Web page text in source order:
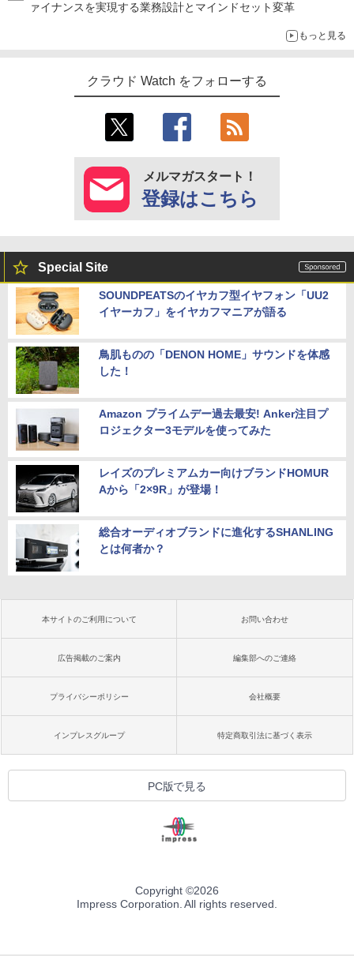
ァイナンスを実現する業務設計とマインドセット変革
もっと見る
クラウド Watch をフォローする
メルマガスタート！
登録はこちら
Special Site
SOUNDPEATSのイヤカフ型イヤフォン「UU2
イヤーカフ」をイヤカフマニアが語る
鳥肌ものの「DENON HOME」サウンドを体感
した！
Amazon プライムデー過去最安! Anker注目プ
ロジェクター3モデルを使ってみた
レイズのプレミアムカー向けブランドHOMUR
Aから「2×9R」が登場！
総合オーディオブランドに進化するSHANLING
とは何者か？
本サイトのご利用について お問い合わせ
広告掲載のご案内 編集部へのご連絡
プライバシーポリシー 会社概要
インプレスグループ 特定商取引法に基づく表示
PC版で見る
Copyright ©2026
Impress Corporation. All rights reserved.